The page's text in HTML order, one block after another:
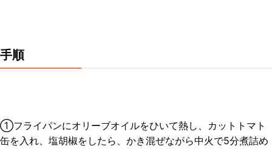
手順
①フライパンにオリーブオイルをひいて熱し、カットトマト
缶を入れ、塩胡椒をしたら、かき混ぜながら中火で5分煮詰め